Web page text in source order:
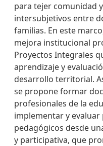
para tejer comunidad
intersubjetivos entre
familias. En este
mejora institucional
Proyectos Integrales
aprendizaje y
desarrollo territorial.
se propone formar
profesionales de la
implementar y
pedagógicos desde
y participativa, que